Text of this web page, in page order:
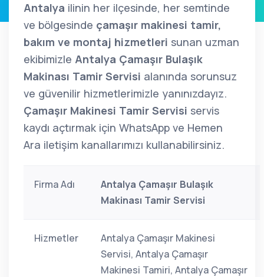
Antalya ilinin her ilçesinde, her semtinde
ve bölgesinde çamaşır makinesi tamir,
bakım ve montaj hizmetleri sunan uzman
ekibimizle Antalya Çamaşır Bulaşık
Makinası Tamir Servisi alanında sorunsuz
ve güvenilir hizmetlerimizle yanınızdayız.
Çamaşır Makinesi Tamir Servisi servis
kaydı açtırmak için WhatsApp ve Hemen
Ara iletişim kanallarımızı kullanabilirsiniz.
Firma Adı
Antalya Çamaşır Bulaşık
Makinası Tamir Servisi
Hizmetler
Antalya Çamaşır Makinesi
Servisi, Antalya Çamaşır
Makinesi Tamiri, Antalya Çamaşır